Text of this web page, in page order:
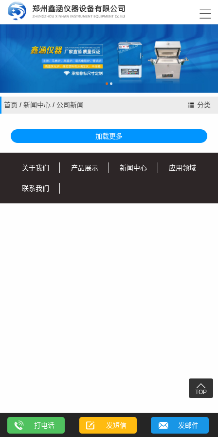

分类
首页 / 新闻中心 / 公司新闻
加载更多

TOP
关于我们 产品展示 新闻中心 应用领域
联系我们
打电话 发短信 发邮件